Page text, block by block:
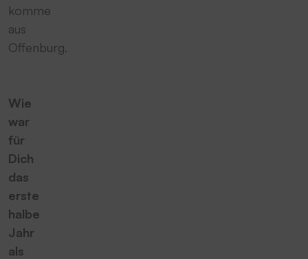
komme
aus
Offenburg.
Wie
war
für
Dich
das
erste
halbe
Jahr
als